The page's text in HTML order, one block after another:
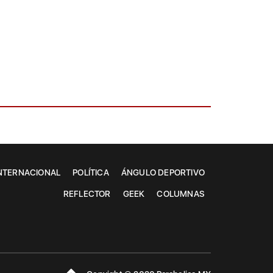
POLÍTICA ÁNGULO DEPORTIVO
REFLECTOR GEEK COLUMNAS